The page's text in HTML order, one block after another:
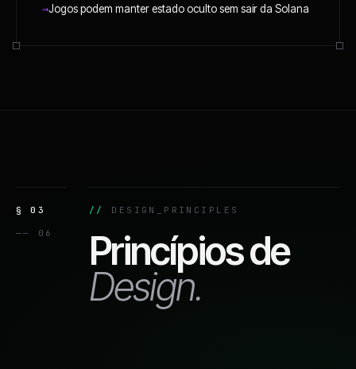
→Jogos podem manter estado oculto sem sair da Solana
§ 03
—— 06
DESIGN_PRINCIPLES
Princípios de
Design.